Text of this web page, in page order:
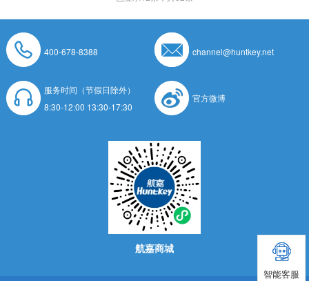
400-678-8388 channel@huntkey.net
服务时间（节假日除外）
8:30-12:00 13:30-17:30
官方微博
航嘉商城
智能客服